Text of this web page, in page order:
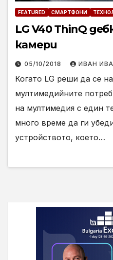
FEATURED СМАРТФОНИ
LG V40 ThinQ
камери
05/10/2018 ИВАН
Когато LG реши да се
мултимедийните
на мултимедия с един
много време да ги
устройството, което…